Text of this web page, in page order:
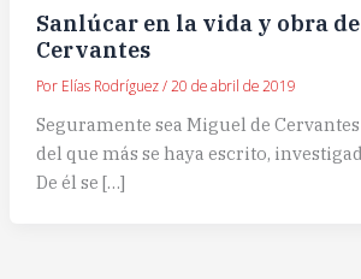
Sanlúcar en la vida y obra
Cervantes
Por Elías Rodríguez/20 de abril de 2019
Seguramente sea Miguel de
del que más se haya escrito,
De él se […]